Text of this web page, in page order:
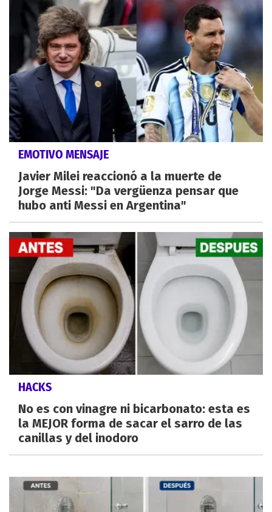
EMOTIVO MENSAJE
Javier Milei reaccionó a la muerte de
Jorge Messi: "Da vergüenza pensar que
hubo anti Messi en Argentina"
HACKS
No es con vinagre ni bicarbonato: esta es
la MEJOR forma de sacar el sarro de las
canillas y del inodoro